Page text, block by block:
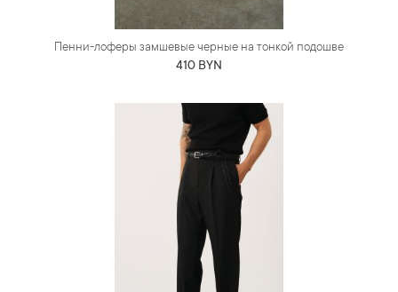
Пенни-лоферы замшевые черные на тонкой подошве
410 BYN